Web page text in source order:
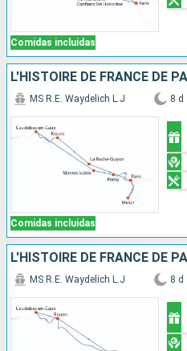
Comidas incluidas
Comidas incluidas
MS R.E. Waydelich L.J 8 d
MS R.E. Waydelich L.J 8 d